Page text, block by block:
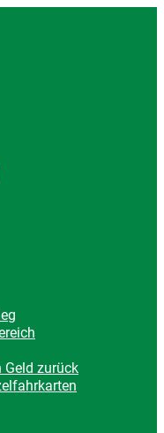
Geld zurück